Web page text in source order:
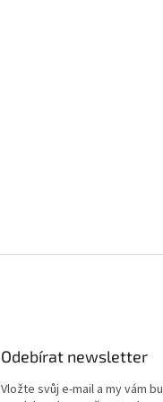
Odebírat newsletter
Vložte svůj e-mail a my vám